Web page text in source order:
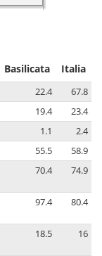
Basilicata Italia
22.4
67.8
19.4
23.4
1.1
2.4
55.5
58.9
70.4 74.9
97.4 80.4
18.5 16